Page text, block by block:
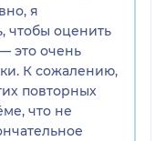
я
чтобы оценить
это очень
К сожалению,
повторных
что не